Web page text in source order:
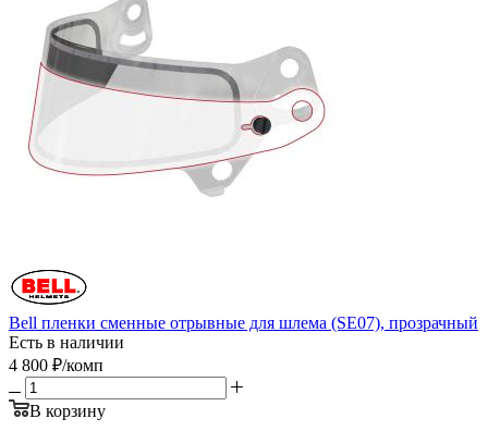
Bell пленки сменные отрывные для шлема (SE07), прозрачный
Есть в наличии
4 800 ₽/комп
В корзину